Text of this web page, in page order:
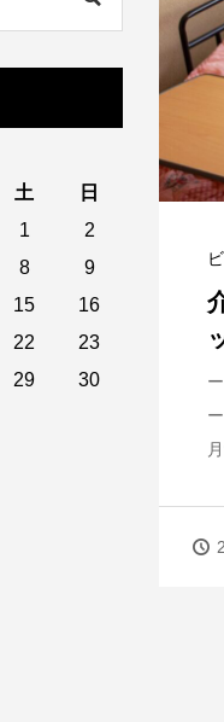
土
日
1
2
8
9
15
16
22
23
29
30